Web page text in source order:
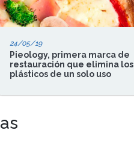
24/05/19
Pieology, primera marca de
restauración que elimina los
plásticos de un solo uso